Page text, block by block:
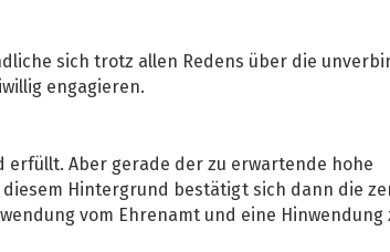
sich trotz allen Redens über die
engagieren.
erfüllt. Aber gerade der zu erwartende hohe
Hintergrund bestätigt sich dann die
vom Ehrenamt und eine Hinwendung